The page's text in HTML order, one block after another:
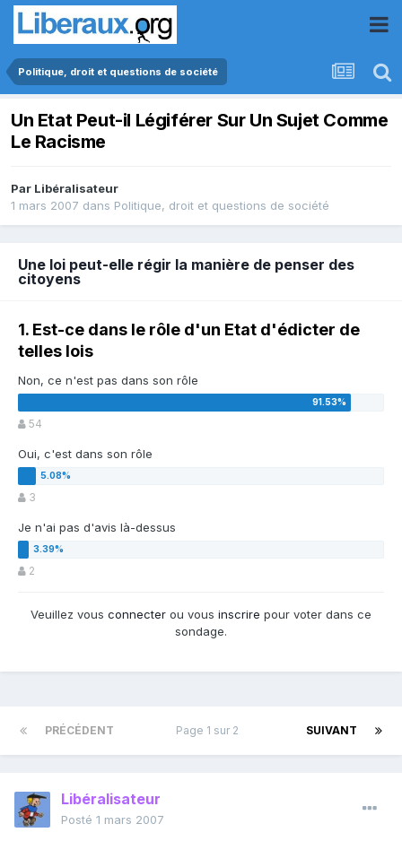
Politique, droit et questions de société
Un Etat Peut-il Légiférer Sur Un Sujet Comme
Le Racisme
Par Libéralisateur
1 mars 2007 dans Politique, droit et questions de société
Une loi peut-elle régir la manière de penser des
citoyens
1. Est-ce dans le rôle d'un Etat d'édicter de
telles lois
Non, ce n'est pas dans son rôle
54
Oui, c'est dans son rôle
3
Je n'ai pas d'avis là-dessus
2
Veuillez vous connecter ou vous inscrire pour voter dans ce
sondage.
PRÉCÉDENT SUIVANT
Page 1 sur 2
Libéralisateur
Posté 1 mars 2007